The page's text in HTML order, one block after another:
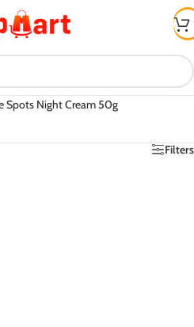
Spots Night Cream 50g
Filters